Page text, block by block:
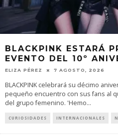
BLACKPINK ESTARÁ
EVENTO DEL 10º
ELIZA PÉREZ 7 AGOSTO, 2026
BLACKPINK celebrará su décimo
pequeño encuentro con sus fans al
del grupo femenino. 'Hemo...
CURIOSIDADES INTERNACIONALES